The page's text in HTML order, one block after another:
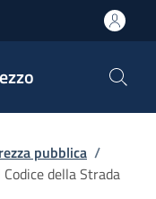
pubblica /
della Strada